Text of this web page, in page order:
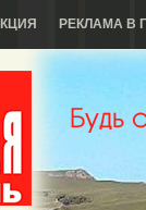
РЕКЛАМА В